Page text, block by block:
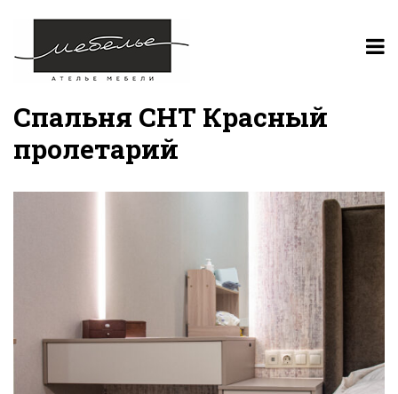
Спальня СНТ Красный
пролетарий